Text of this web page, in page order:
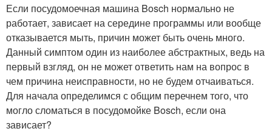
Если посудомоечная машина Bosch нормально не
работает, зависает на середине программы или вообще
отказывается мыть, причин может быть очень много.
Данный симптом один из наиболее абстрактных, ведь на
первый взгляд, он не может ответить нам на вопрос в
чем причина неисправности, но не будем отчаиваться.
Для начала определимся с общим перечнем того, что
могло сломаться в посудомойке Bosch, если она
зависает?